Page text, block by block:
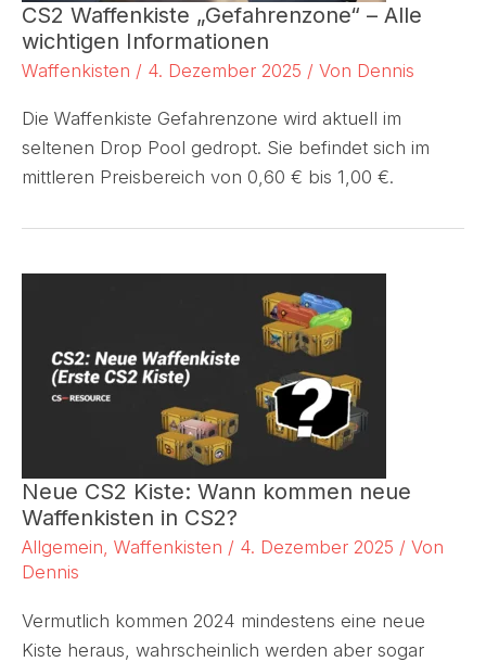
CS2 Waffenkiste „Gefahrenzone“ – Alle
wichtigen Informationen
Waffenkisten / 4. Dezember 2025 / Von Dennis
Die Waffenkiste Gefahrenzone wird aktuell im
seltenen Drop Pool gedropt. Sie befindet sich im
mittleren Preisbereich von 0,60 € bis 1,00 €.
Neue CS2 Kiste: Wann kommen neue
Waffenkisten in CS2?
Allgemein, Waffenkisten / 4. Dezember 2025 / Von
Dennis
Vermutlich kommen 2024 mindestens eine neue
Kiste heraus, wahrscheinlich werden aber sogar